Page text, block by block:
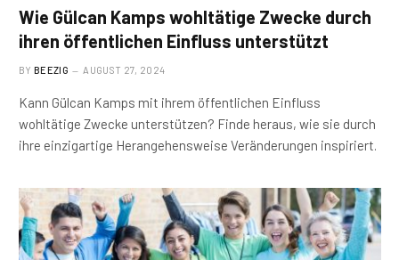
Wie Gülcan Kamps wohltätige Zwecke durch
ihren öffentlichen Einfluss unterstützt
BY BEEZIG AUGUST 27, 2024
Kann Gülcan Kamps mit ihrem öffentlichen Einfluss
wohltätige Zwecke unterstützen? Finde heraus, wie sie durch
ihre einzigartige Herangehensweise Veränderungen inspiriert.